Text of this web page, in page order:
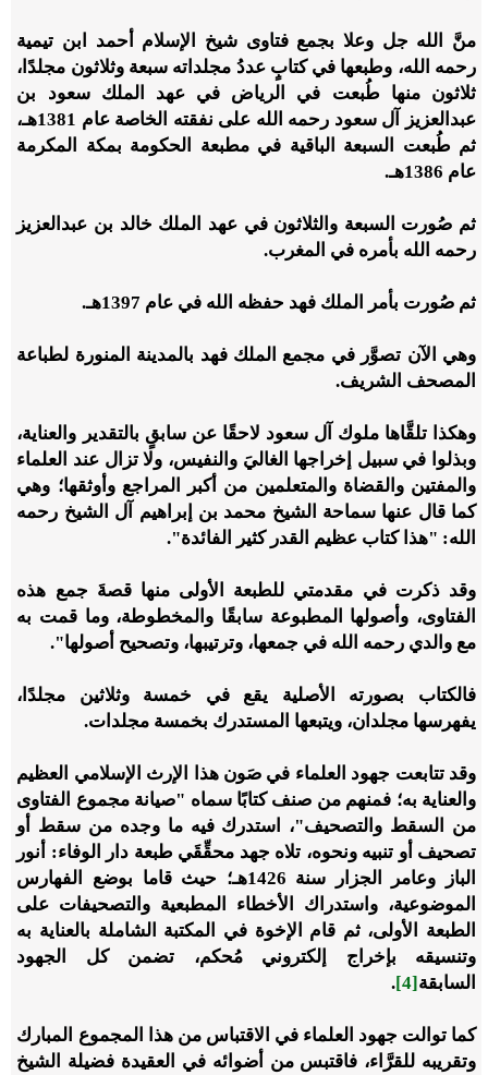
منَّ الله جل وعلا بجمع فتاوى شيخ الإسلام أحمد ابن تيمية
رحمه الله، وطبعها في كتابٍ عددُ مجلداته سبعة وثلاثون مجلدًا،
ثلاثون منها طُبعت في الرياض في عهد الملك سعود بن
عبدالعزيز آل سعود رحمه الله على نفقته الخاصة عام 1381هـ،
ثم طُبعت السبعة الباقية في مطبعة الحكومة بمكة المكرمة
عام 1386هـ.
ثم صُورت السبعة والثلاثون في عهد الملك خالد بن عبدالعزيز
رحمه الله بأمره في المغرب.
ثم صُورت بأمر الملك فهد حفظه الله في عام 1397هـ.
وهي الآن تصوَّر في مجمع الملك فهد بالمدينة المنورة لطباعة
المصحف الشريف.
وهكذا تلقَّاها ملوك آل سعود لاحقًا عن سابقٍ بالتقدير والعناية،
وبذلوا في سبيل إخراجها الغاليَ والنفيس، ولا تزال عند العلماء
والمفتين والقضاة والمتعلمين من أكبر المراجع وأوثقها؛ وهي
كما قال عنها سماحة الشيخ محمد بن إبراهيم آل الشيخ رحمه
الله: "هذا كتاب عظيم القدر كثير الفائدة".
وقد ذكرت في مقدمتي للطبعة الأولى منها قصةَ جمع هذه
الفتاوى، وأصولها المطبوعة سابقًا والمخطوطة، وما قمت به
مع والدي رحمه الله في جمعها، وترتيبها، وتصحيح أصولها".
فالكتاب بصورته الأصلية يقع في خمسة وثلاثين مجلدًا،
يفهرسها مجلدان، ويتبعها المستدرك بخمسة مجلدات.
وقد تتابعت جهود العلماء في صَون هذا الإرث الإسلامي العظيم
والعناية به؛ فمنهم من صنفكتابًا سماه "صيانة مجموع الفتاوى
من السقط والتصحيف"، استدرك فيه ما وجده من سقط أو
تصحيف أو تنبيه ونحوه، تلاه جهد محقِّقَي طبعة دار الوفاء: أنور
الباز وعامر الجزار سنة 1426هـ؛ حيث قاما بوضع الفهارس
الموضوعية، واستدراك الأخطاء المطبعية والتصحيفات على
الطبعة الأولى، ثم قام الإخوة في المكتبة الشاملة بالعناية به
وتنسيقه بإخراج إلكتروني مُحكم، تضمن كل الجهود
السابقة[4]
.
كما توالت جهود العلماء في الاقتباس من هذا المجموع المبارك
وتقريبه للقرَّاء، فاقتبس من أضوائه في العقيدة فضيلة الشيخ